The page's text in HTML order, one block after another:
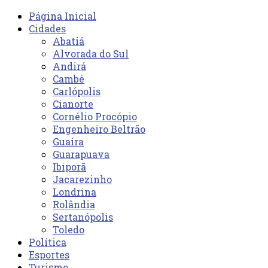
Página Inicial
Cidades
Abatiá
Alvorada do Sul
Andirá
Cambé
Carlópolis
Cianorte
Cornélio Procópio
Engenheiro Beltrão
Guaíra
Guarapuava
Ibiporã
Jacarezinho
Londrina
Rolândia
Sertanópolis
Toledo
Política
Esportes